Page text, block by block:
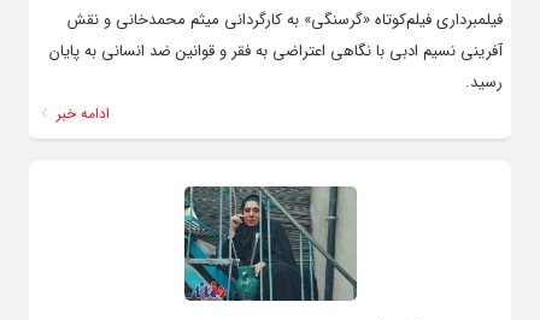
فیلمبرداری فیلم‌کوتاه «گرسنگی» به کارگردانی میثم محمدخانی و نقش
آفرینی نسیم ادبی با نگاهی اعتراضی به فقر و قوانین ضد انسانی به پایان
رسید.
ادامه خبر